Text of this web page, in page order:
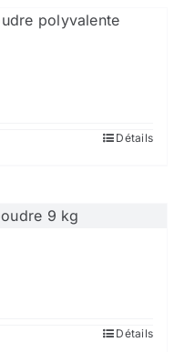
Détails
Détails